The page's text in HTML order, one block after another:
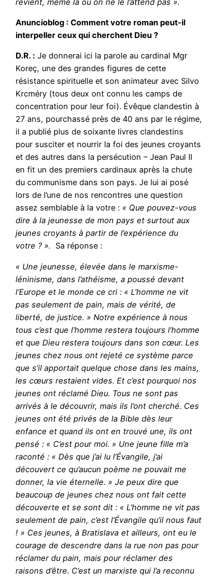
Anuncioblog : Comment votre roman peut-il
interpeller ceux qui cherchent Dieu ?
D.R. : Je donnerai ici la parole au cardinal Mgr
Koreç, une des grandes figures de cette
résistance spirituelle et son animateur avec Silvo
Krcméry (tous deux ont connu les camps de
concentration pour leur foi). Évêque clandestin à
27 ans, pourchassé près de 40 ans par le régime,
il a publié plus de soixante livres clandestins
pour susciter et nourrir la foi des jeunes croyants
et des autres dans la persécution – Jean Paul II
en fit un des premiers cardinaux après la chute
du communisme dans son pays. Je lui ai posé
lors de l’une de nos rencontres une question
assez semblable à la votre : « Que pouvez-vous
dire à la jeunesse de mon pays et surtout aux
jeunes croyants à partir de l’expérience du
votre ? ». Sa réponse :
« Une jeunesse, élevée dans le marxisme-
léninisme, dans l’athéisme, a poussé devant
l’Europe et le monde ce cri : « L’homme ne vit
pas seulement de pain, mais de vérité, de
liberté, de justice. » Notre expérience à nous
tous c’est que l’homme restera toujours l’homme
et que Dieu restera toujours dans son cœur. Les
jeunes chez nous ont rejeté ce système parce
que s’il apportait quelque chose dans les mains,
les cœurs restaient vides. Et c’est pourquoi nos
jeunes ont réclamé Dieu. Tous ne sont pas
arrivés à le découvrir, mais ils l’ont cherché. Ces
jeunes ont été privés de la Bible dès leur
enfance et quand ils ont en trouvé une, ils ont
pensé : « C’est pour moi. » Une jeune fille m’a
raconté : « Dès que j’ai lu l’Évangile, j’ai
découvert ce qu’aucun poème ne pouvait me
donner, la vie éternelle. » Je peux dire que
beaucoup de jeunes chez nous ont fait cette
découverte et se sont dit : « L’homme ne vit pas
seulement de pain, c’est l’Évangile qu’il nous faut
! » Ces jeunes, à Bratislava et ailleurs, ont eu le
courage de descendre dans la rue non pas pour
réclamer du pain, mais pour réclamer des
raisons d’être. C’est un marxiste qui l’a reconnu